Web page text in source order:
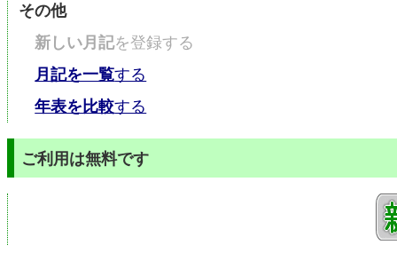
その他
新しい月記を登録する
月記を一覧する
年表を比較する
ご利用は無料です